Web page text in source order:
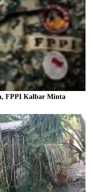
FPPI Kalbar Minta